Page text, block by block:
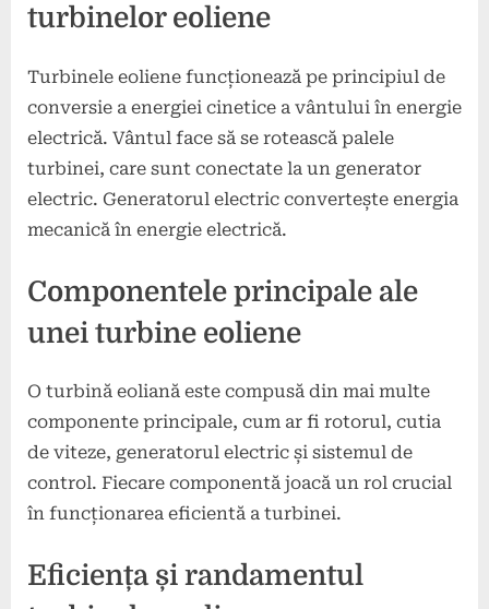
turbinelor eoliene
Turbinele eoliene funcționează pe principiul de
conversie a energiei cinetice a vântului în energie
electrică. Vântul face să se rotească palele
turbinei, care sunt conectate la un generator
electric. Generatorul electric convertește energia
mecanică în energie electrică.
Componentele principale ale
unei turbine eoliene
O turbină eoliană este compusă din mai multe
componente principale, cum ar fi rotorul, cutia
de viteze, generatorul electric și sistemul de
control. Fiecare componentă joacă un rol crucial
în funcționarea eficientă a turbinei.
Eficiența și randamentul